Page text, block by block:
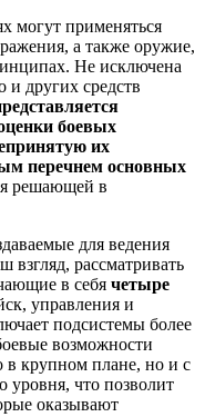
могут применяться
а также оружие,
Не исключена
и других средств
боевых
их
перечнем основных
решающей в
для ведения
взгляд, рассматривать
в себя четыре
управления и
подсистемы более
возможности
в крупном плане, но и с
уровня, что позволит
оказывают